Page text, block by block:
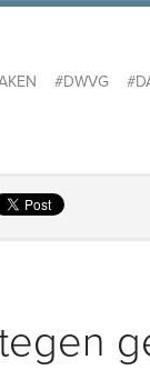
#DWVG